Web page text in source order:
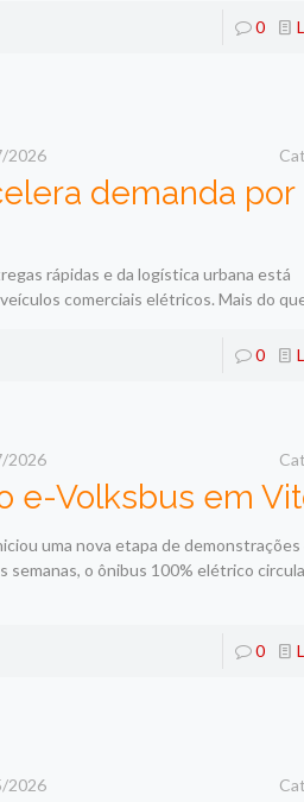
0
2026
demanda por
rápidas e da logística urbana está
comerciais elétricos. Mais do
0
2026
e-Volksbus em
uma nova etapa de demonstrações
semanas, o ônibus 100% elétrico
0
2026